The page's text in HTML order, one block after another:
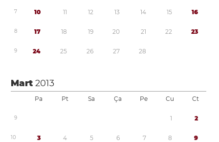
7 10 11 12 13 14 15 16
8 17 18 19 20 21 22 23
9 24 25 26 27 28
Mart2013
Pa Pt Sa Ça Pe Cu Ct
9 1 2
10 3 4 5 6 7 8 9